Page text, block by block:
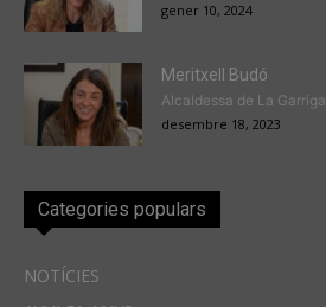
gener 10, 2024
Meritxell Budó
Alcaldessa de La Garriga
desembre 18, 2023
Categories populars
NOTÍCIES